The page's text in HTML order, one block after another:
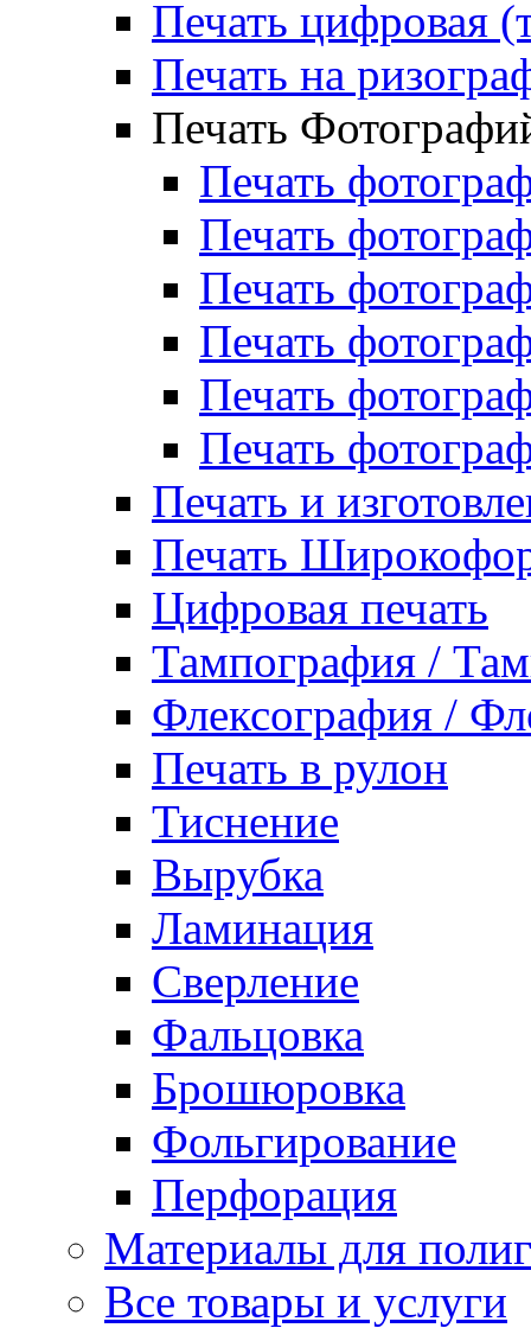
Печать цифровая
Печать на
Печать
Печать
Печать
Печать
Печать
Печать
Печать
Печать и
Печать
Цифровая печать
Тампография /
Флексография /
Печать в рулон
Тиснение
Вырубка
Ламинация
Сверление
Фальцовка
Брошюровка
Фольгирование
Перфорация
Материалы для
Все товары и услуги